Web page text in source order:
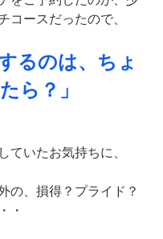
コースだったので、
るのは、ちょ
ら？」
ていたお気持ちに、
の、損得？プライド？
・